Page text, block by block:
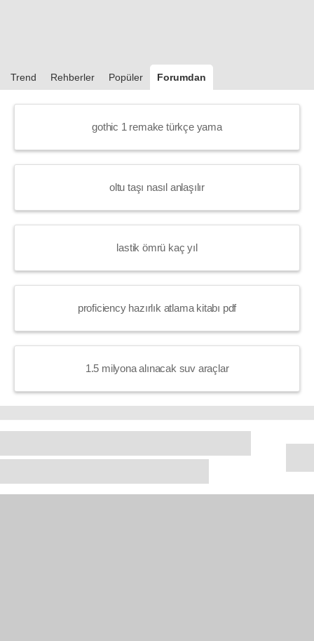
Trend Rehberler Popüler Forumdan
gothic 1 remake türkçe yama
oltu taşı nasıl anlaşılır
lastik ömrü kaç yıl
proficiency hazırlık atlama kitabı pdf
1.5 milyona alınacak suv araçlar